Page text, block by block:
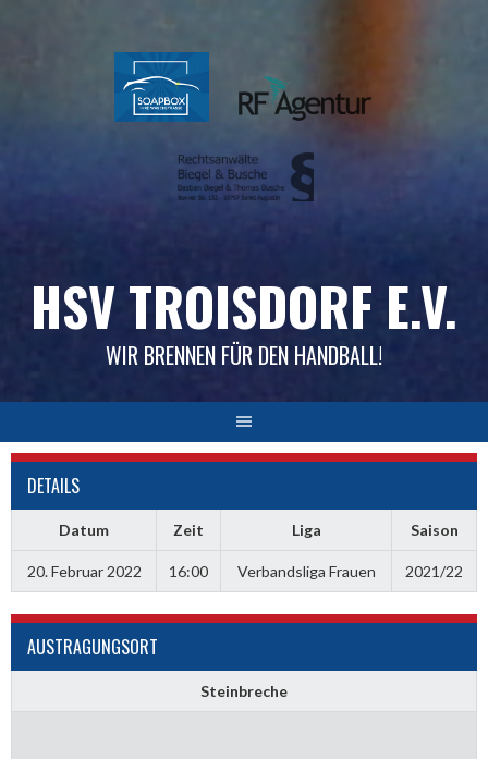
HSV TROISDORF E.V.
WIR BRENNEN FÜR DEN HANDBALL!
DETAILS
Datum Zeit Liga Saison
20. Februar 2022 16:00 Verbandsliga Frauen 2021/22
AUSTRAGUNGSORT
Steinbreche